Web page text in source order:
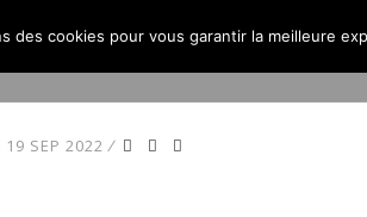
ACCUEIL
19 SEP 2022 /
des cookies pour vous garantir la meilleure